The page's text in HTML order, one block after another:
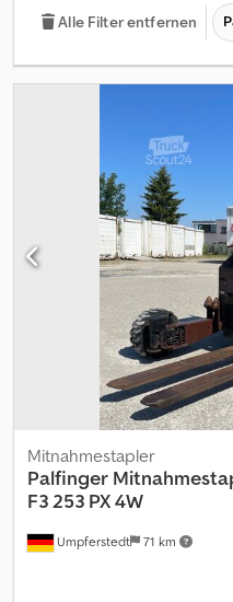
Alle Filter entfernen
Umpferstedt 71 km
Mitnahmestapler
Palfinger
F3 253 PX 4W